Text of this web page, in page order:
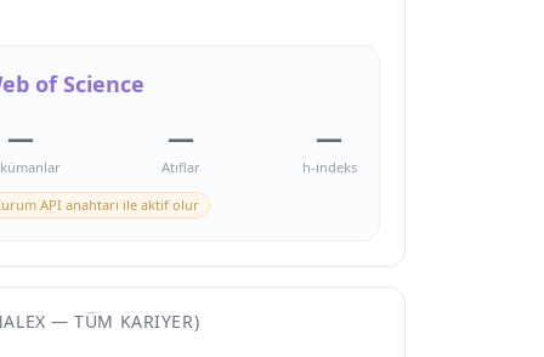
of Science
— —
Atıflar
—
h-indeks
API anahtarı ile aktif olur
— TÜM KARIYER)